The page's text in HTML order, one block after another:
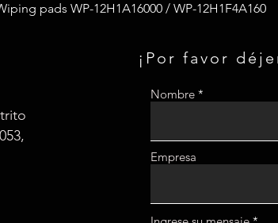
pads WP-12H1A16000 / WP-12H1F4A160
¡Por favor
Nombre
Empresa